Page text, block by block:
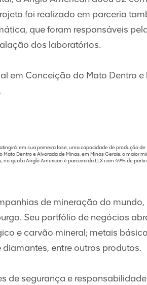
foi realizado em parceria
que foram responsáveis
dos laboratórios.
em Conceição do Mato Dentro
em sua primeira fase, uma capacidade de produção
Dentro e Alvorada de Minas, em Minas Gerais; o maior
qual a Anglo American é parceira da LLX com 49% de
de mineração do
Seu portfólio de negócios
e carvão mineral; metais
entre outros produtos.
de segurança e